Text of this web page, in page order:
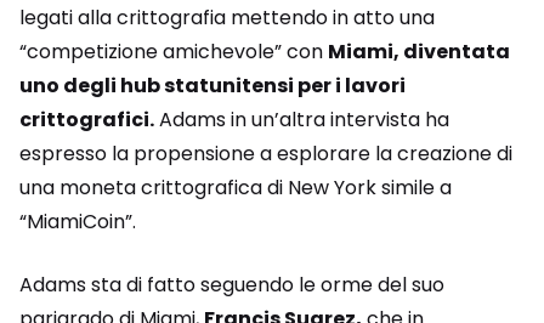
legati alla crittografia mettendo in atto una
“competizione amichevole” con Miami, diventata
uno degli hub statunitensi per i lavori
crittografici.Adams in un’altra intervista ha
espresso la propensione a esplorare la creazione di
una moneta crittografica di New York simile a
“MiamiCoin”.
Adams sta di fatto seguendo le orme del suo